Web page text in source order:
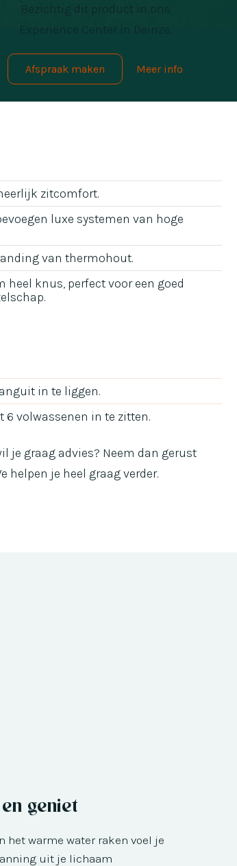
Bezichtig dit product in ons
Experience Center in Deinze.
Afspraak maken Meer info
zitcomfort.
luxe systemen van hoge
van thermohout.
heel knus, perfect voor een goed
in te liggen.
6 volwassenen in te zitten.
je graag advies? Neem dan gerust
helpen je heel graag verder.
geniet
het warme water raken voel je
uit je lichaam